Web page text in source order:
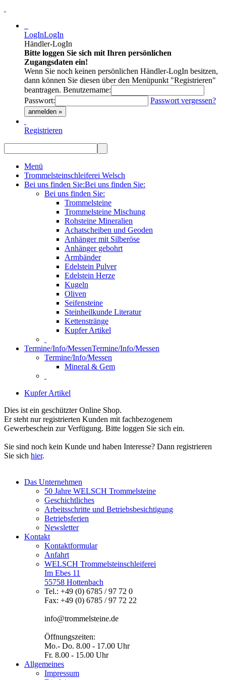
LogInLogIn
Händler-LogIn
Bitte loggen Sie sich mit Ihren persönlichen
Zugangsdaten ein!
Wenn Sie noch keinen persönlichen Händler-LogIn besitzen,
dann können Sie diesen über den Menüpunkt "Registrieren"
beantragen. Benutzername:
Passwort:
Passwort vergessen?
anmelden »
Registrieren
Menü
Trommelsteinschleiferei Welsch
Bei uns finden Sie:Bei uns finden Sie:
Bei uns finden Sie:
Trommelsteine
Trommelsteine Mischung
Rohsteine Mineralien
Achatscheiben und Geoden
Anhänger mit Silberöse
Anhänger gebohrt
Armbänder
Edelstein Pulver
Edelstein Herze
Kugeln
Oliven
Seifensteine
Steinheilkunde Literatur
Kettenstränge
Kupfer Artikel
Termine/Info/MessenTermine/Info/Messen
Termine/Info/Messen
Mineral & Gem
Kupfer Artikel
Dies ist ein geschützter Online Shop.
Er steht nur registrierten Kunden mit fachbezogenem
Gewerbeschein zur Verfügung. Bitte loggen Sie sich ein.
Sie sind noch kein Kunde und haben Interesse? Dann registrieren
Sie sich hier.
Das Unternehmen
50 Jahre WELSCH Trommelsteine
Geschichtliches
Arbeitsschritte und Betriebsbesichtigung
Betriebsferien
Newsletter
Kontakt
Kontaktformular
Anfahrt
WELSCH Trommelsteinschleiferei
Im Ebes 11
55758 Hottenbach
Tel.: +49 (0) 6785 / 97 72 0
Fax: +49 (0) 6785 / 97 72 22
info@trommelsteine.de
Öffnungszeiten:
Mo.- Do. 8.00 - 17.00 Uhr
Fr. 8.00 - 15.00 Uhr
Allgemeines
Impressum